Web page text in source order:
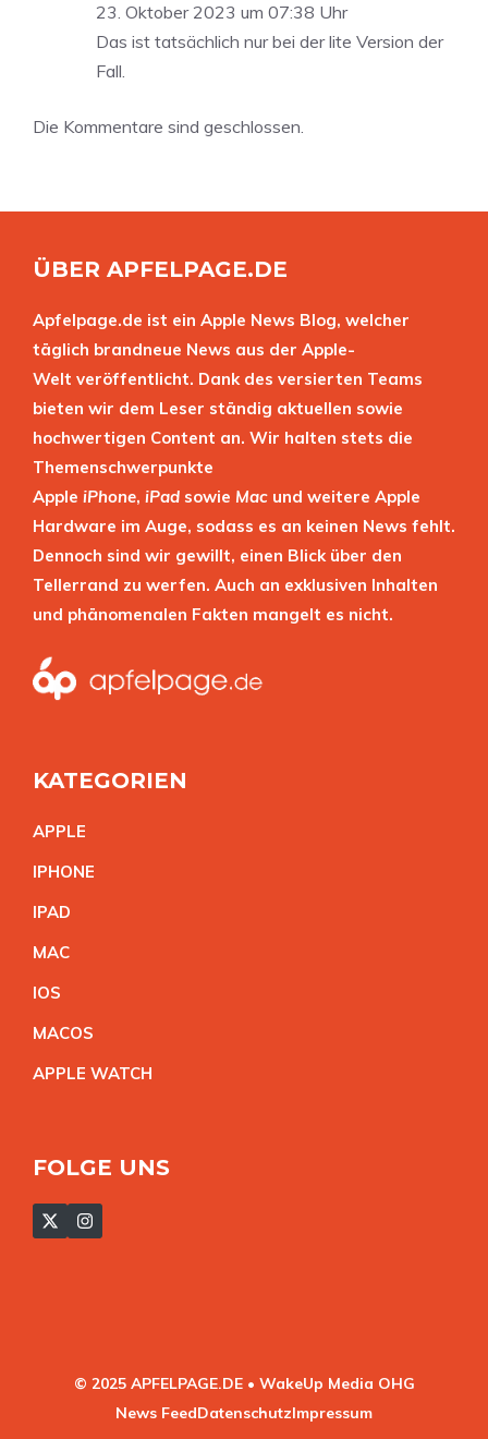
23. Oktober 2023 um 07:38 Uhr
Das ist tatsächlich nur bei der lite Version der
Fall.
Die Kommentare sind geschlossen.
ÜBER APFELPAGE.DE
Apfelpage.de ist ein Apple News Blog, welcher
täglich brandneue News aus der Apple-
Welt veröffentlicht. Dank des versierten Teams
bieten wir dem Leser ständig aktuellen sowie
hochwertigen Content an. Wir halten stets die
Themenschwerpunkte
Apple iPhone, iPad sowie Mac und weitere Apple
Hardware im Auge, sodass es an keinen News fehlt.
Dennoch sind wir gewillt, einen Blick über den
Tellerrand zu werfen. Auch an exklusiven Inhalten
und phänomenalen Fakten mangelt es nicht.
KATEGORIEN
APPLE
IPHONE
IPAD
MAC
IOS
MACOS
APPLE WATCH
FOLGE UNS
© 2025 APFELPAGE.DE • WakeUp Media OHG
News FeedDatenschutzImpressum